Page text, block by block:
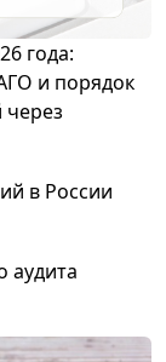
года:
и порядок
в России
аудита